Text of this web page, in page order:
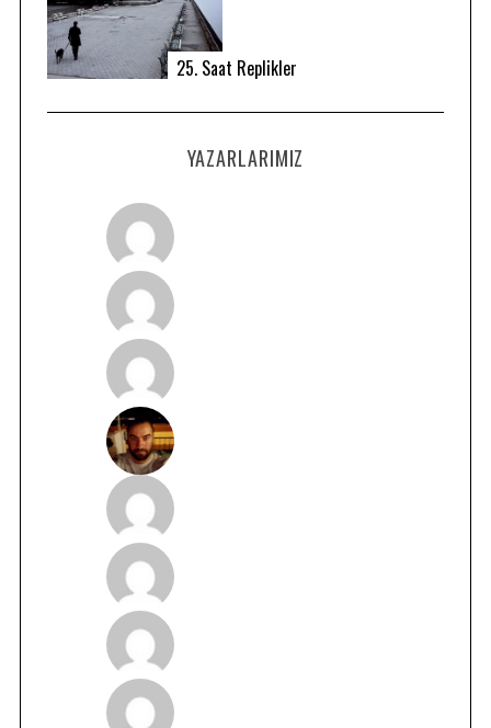
25. Saat Replikler
YAZARLARIMIZ